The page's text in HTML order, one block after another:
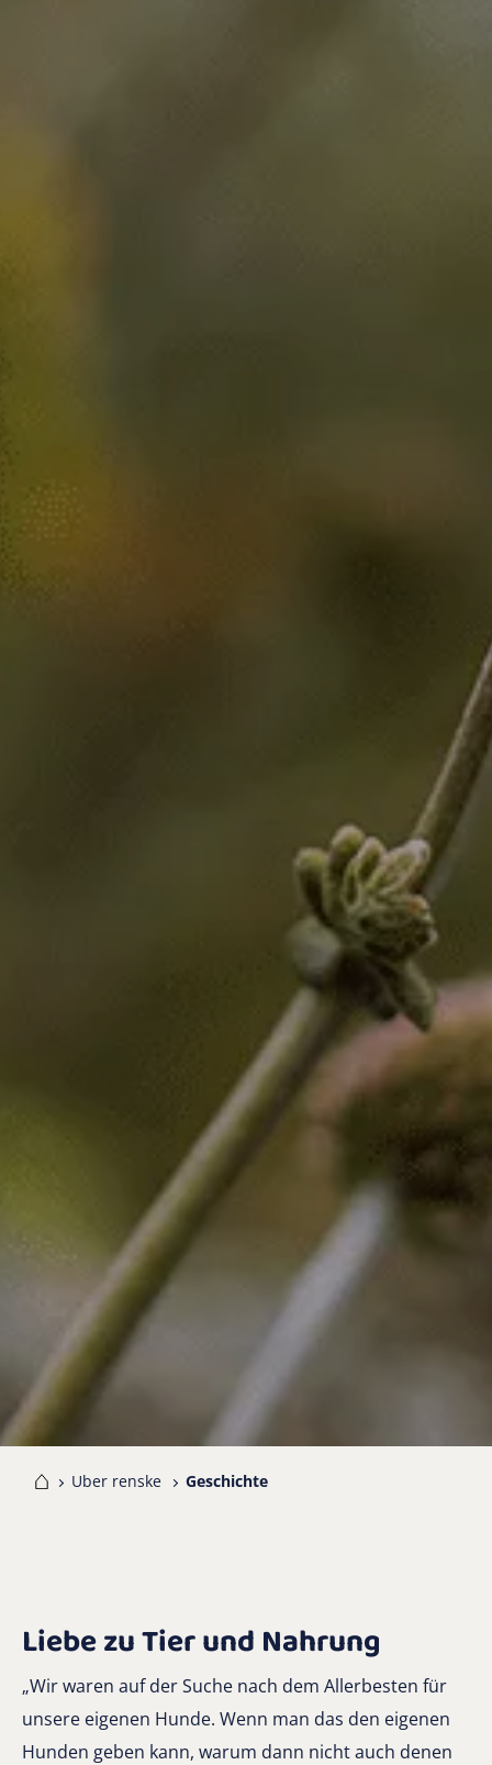
Uber renske Geschichte
Liebe zu Tier und Nahrung
„Wir waren auf der Suche nach dem Allerbesten für
unsere eigenen Hunde. Wenn man das den eigenen
Hunden geben kann, warum dann nicht auch denen